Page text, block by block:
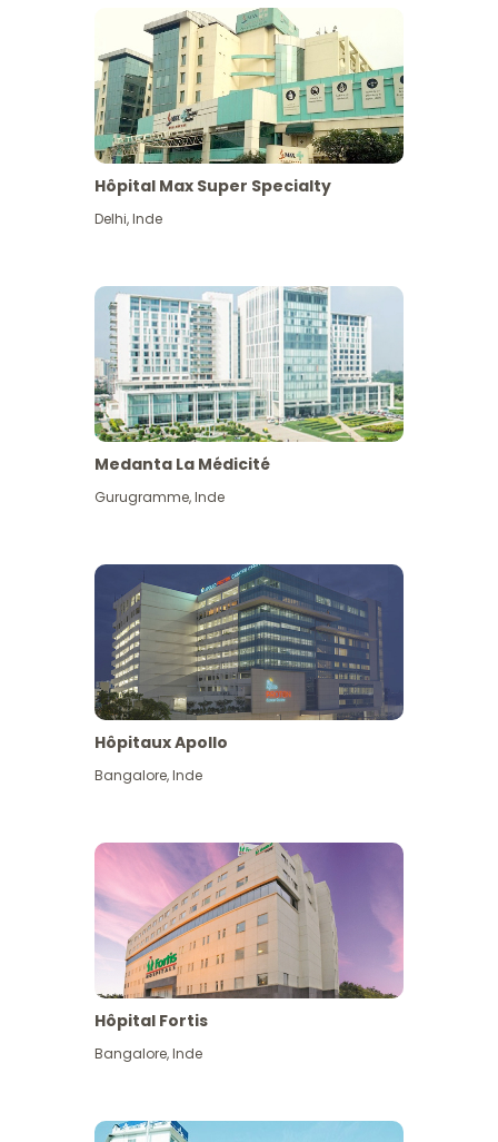
Hôpital Max Super Specialty
Delhi,Inde
Medanta La Médicité
Gurugramme,Inde
Hôpitaux Apollo
Bangalore,Inde
Hôpital Fortis
Bangalore,Inde